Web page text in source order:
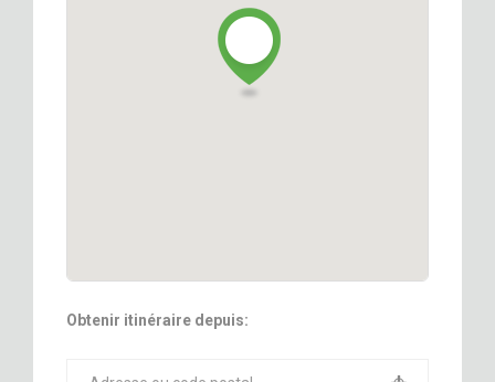
Obtenir itinéraire depuis: